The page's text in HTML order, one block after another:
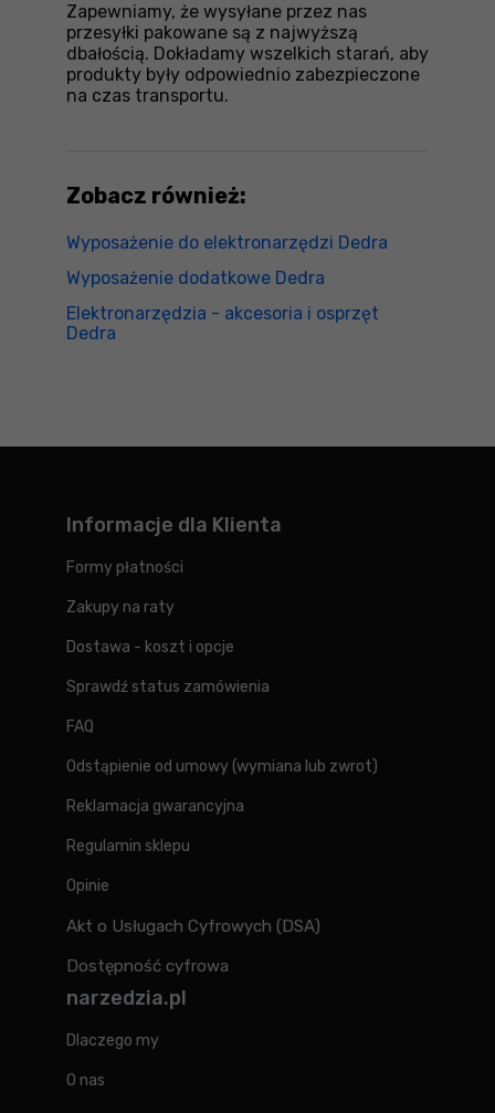
Zapewniamy, że wysyłane przez nas
przesyłki pakowane są z najwyższą
dbałością. Dokładamy wszelkich starań, aby
produkty były odpowiednio zabezpieczone
na czas transportu.
Zobacz również:
Wyposażenie do elektronarzędzi Dedra
Wyposażenie dodatkowe Dedra
Elektronarzędzia - akcesoria i osprzęt
Dedra
Informacje dla Klienta
Formy płatności
Zakupy na raty
Dostawa - koszt i opcje
Sprawdź status zamówienia
FAQ
Odstąpienie od umowy (wymiana lub zwrot)
Reklamacja gwarancyjna
Regulamin sklepu
Opinie
Akt o Usługach Cyfrowych (DSA)
Dostępność cyfrowa
narzedzia.pl
Dlaczego my
O nas